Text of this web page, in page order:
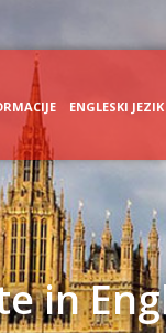
ENGLESKI JEZIK
in